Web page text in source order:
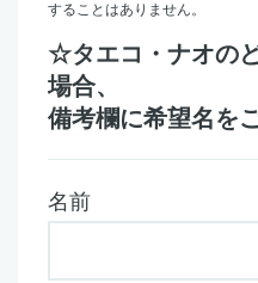
することはありません。
☆タエコ・ナオの
場合、
備考欄に希望名を
名前